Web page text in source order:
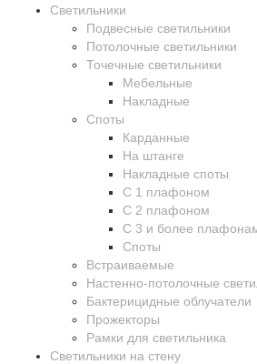
Светильники
Подвесные светильники
Потолочные светильники
Точечные светильники
Мебельные
Накладные
Споты
Карданные
На штанге
Накладные споты
С 1 плафоном
С 2 плафоном
С 3 и более
Споты
Встраиваемые
Настенно-потолочные
Бактерицидные облучатели
Прожекторы
Рамки для светильника
Светильники на стену